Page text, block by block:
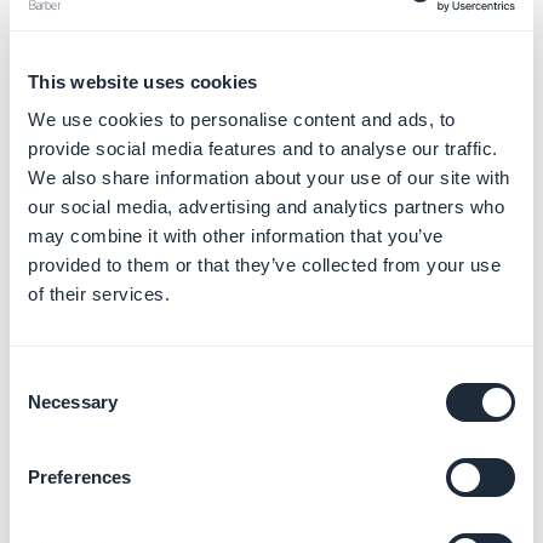
This website uses cookies
We use cookies to personalise content and ads, to
provide social media features and to analyse our traffic.
We also share information about your use of our site with
our social media, advertising and analytics partners who
may combine it with other information that you’ve
provided to them or that they’ve collected from your use
of their services.
Selection
Necessary
Preferences
Se a conta está sob "Smith Comunicação", a carta
tem os direitos necessários para publicar
A carta deve ser enviada através do link fornecido na
mensagem do Google ou através deste
link: https://support.google.com/googleplay/android-
developer/troubleshooter/2993242
Não.
- Você acredita que seu aplicativo foi rejeitado ou